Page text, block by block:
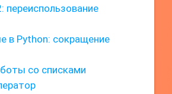
переиспользование
в Python: сокращение
со списками